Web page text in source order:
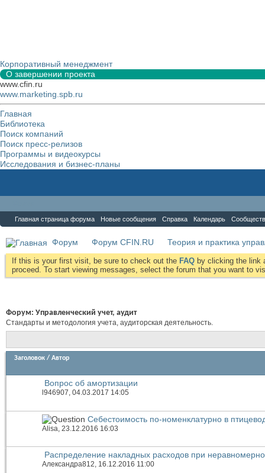
Корпоративный менеджмент
О завершении проекта
www.cfin.ru
www.marketing.spb.ru
Главная
Библиотека
Поиск компаний
Поиск пресс-релизов
Программы и видеокурсы
Исследования и бизнес-планы
Главная страница форума Новые сообщения Справка Календарь
Форум Форум CFIN.RU Теория и практика
If this is your first visit, be sure to check out the FAQ by clicking the link
proceed. To start viewing messages, select the forum that you want to
Форум: Управленческий учет, аудит
Стандарты и методология учета, аудиторская деятельность.
Заголовок / Автор
Вопрос об амортизации
l946907, 04.03.2017 14:05
Себестоимость по-номенклатурно в
Alisa, 23.12.2016 16:03
Распределение накладных расходов при
Александра812, 16.12.2016 11:00